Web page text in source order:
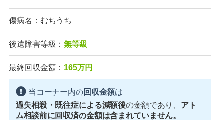
傷病名：むちうち
後遺障害等級： 無等級
最終回収金額： 165万円
当コーナー内の回収金額は
過失相殺・既往症による減額後の金額であり、 アト
ム相談前に回収済の金額は含まれていません。